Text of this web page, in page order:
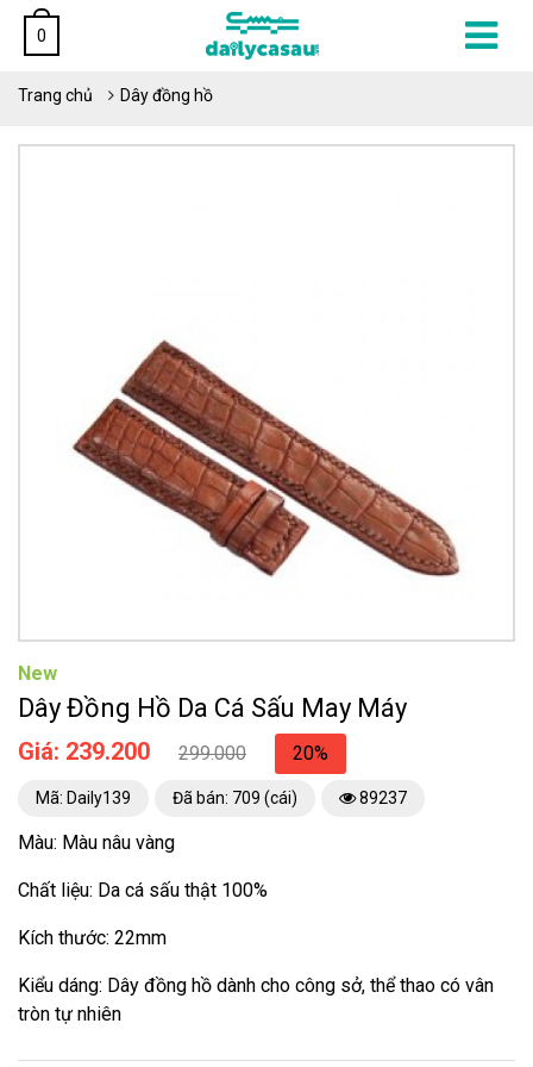
0
Trang chủ Dây đồng hồ
New
Dây Đồng Hồ Da Cá Sấu May Máy
Giá: 239.200 299.000 20%
Mã: Daily139 Đã bán: 709 (cái) 89237
Màu: Màu nâu vàng
Chất liệu: Da cá sấu thật 100%
Kích thước: 22mm
Kiểu dáng: Dây đồng hồ dành cho công sở, thể thao có vân
tròn tự nhiên